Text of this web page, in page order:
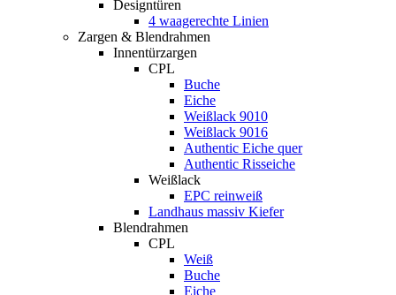
Designtüren
4 waagerechte Linien
Zargen & Blendrahmen
Innentürzargen
CPL
Buche
Eiche
Weißlack 9010
Weißlack 9016
Authentic Eiche quer
Authentic Risseiche
Weißlack
EPC reinweiß
Landhaus massiv Kiefer
Blendrahmen
CPL
Weiß
Buche
Eiche